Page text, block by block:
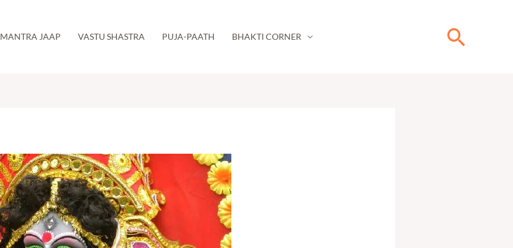
MANTRA JAAP VASTU SHASTRA PUJA-PAATH BHAKTI CORNER